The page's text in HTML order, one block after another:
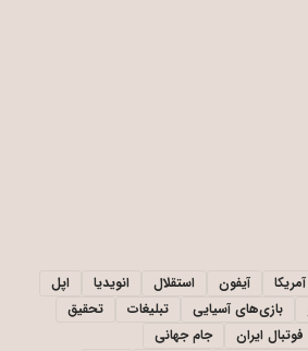
آمریکا آیفون استقلال انویدیا
اپل
بازی‌های آسیایی تبلیغات
تحقیق
ایران جام جهانی